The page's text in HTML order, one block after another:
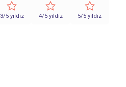
3/5 yıldız 4/5 yıldız 5/5 yıldız